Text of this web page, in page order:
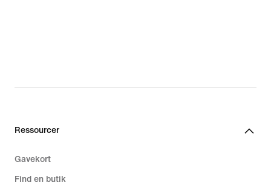
Ressourcer
Gavekort
Find en butik